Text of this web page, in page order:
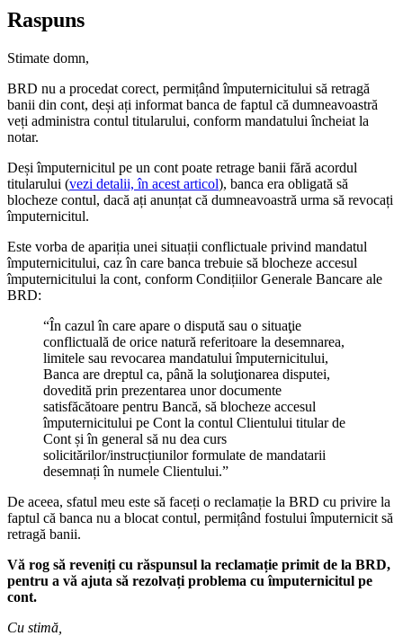
Raspuns
Stimate domn,
BRD nu a procedat corect, permițând împuternicitului să retragă
banii din cont, deși ați informat banca de faptul că dumneavoastră
veți administra contul titularului, conform mandatului încheiat la
notar.
Deși împuternicitul pe un cont poate retrage banii fără acordul
titularului (vezi detalii, în acest articol), banca era obligată să
blocheze contul, dacă ați anunțat că dumneavoastră urma să revocați
împuternicitul.
Este vorba de apariția unei situații conflictuale privind mandatul
împuternicitului, caz în care banca trebuie să blocheze accesul
împuternicitului la cont, conform Condițiilor Generale Bancare ale
BRD:
“În cazul în care apare o dispută sau o situaţie
conflictuală de orice natură referitoare la desemnarea,
limitele sau revocarea mandatului împuternicitului,
Banca are dreptul ca, până la soluţionarea disputei,
dovedită prin prezentarea unor documente
satisfăcătoare pentru Bancă, să blocheze accesul
împuternicitului pe Cont la contul Clientului titular de
Cont și în general să nu dea curs
solicitărilor/instrucțiunilor formulate de mandatarii
desemnați în numele Clientului.”
De aceea, sfatul meu este să faceți o reclamație la BRD cu privire la
faptul că banca nu a blocat contul, permițând fostului împuternicit să
retragă banii.
Vă rog să reveniți cu răspunsul la reclamație primit de la BRD,
pentru a vă ajuta să rezolvați problema cu împuternicitul pe
cont.
Cu stimă,